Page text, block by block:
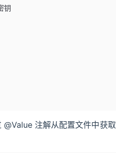
钥
注解从配置文件中获